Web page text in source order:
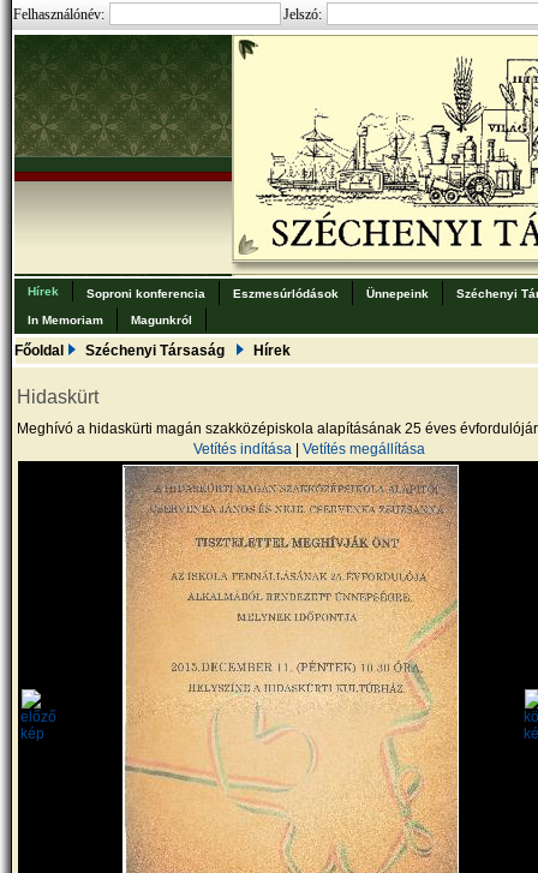
Felhasználónév: Jelszó:
Hírek Soproni konferencia Eszmesúrlódások Ünnepeink
Széchenyi
In Memoriam
Magunkról
Főoldal Széchenyi Társaság Hírek
Hidaskürt
Meghívó a hidaskürti magán szakközépiskola alapításának 25 éves
Vetítés indítása
Vetítés megállítása